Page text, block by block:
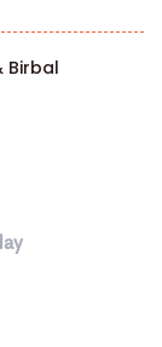
Birbal